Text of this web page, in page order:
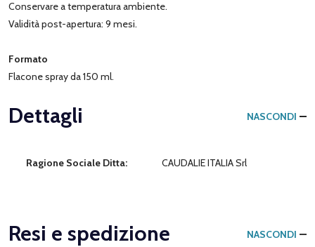
Conservare a temperatura ambiente.
Validità post-apertura: 9 mesi.
Formato
Flacone spray da 150 ml.
Dettagli NASCONDI
Ragione Sociale Ditta: CAUDALIE ITALIA Srl
Resi e spedizione NASCONDI